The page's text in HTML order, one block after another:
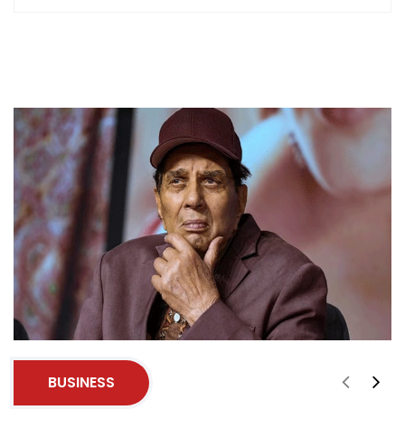
BUSINESS